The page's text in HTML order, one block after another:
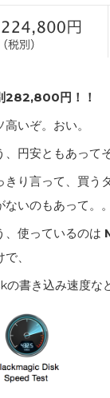
282,800円！！
高いぞ。おい。
、円安ともあって
きり言って、買う
ないのもあって。。
、使っているのは
、
の書き込み速度な